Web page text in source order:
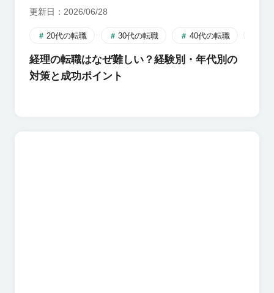
更新日 2026/06/28
20代の転職 30代の転職 40代の転職
経理の転職はなぜ難しい？経験別・年代別の
対策と成功ポイント